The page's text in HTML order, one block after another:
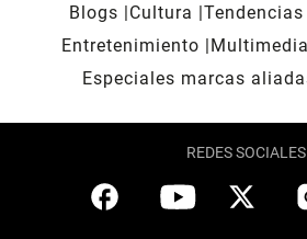
Blogs
Cultura Tendencias
Entretenimiento
Multimedia
Especiales marcas
REDES SOCIALES